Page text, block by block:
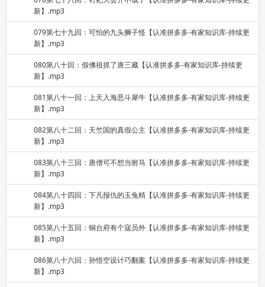
新】.mp3
079第七十九回：可怕的九头狮子怪【认准拼多多-有家知识库-持续更
新】.mp3
080第八十回：假佛祖抓了唐三藏【认准拼多多-有家知识库-持续更
新】.mp3
081第八十一回：上天入海恶斗犀牛【认准拼多多-有家知识库-持续更
新】.mp3
082第八十二回：天竺国的真假公主【认准拼多多-有家知识库-持续更
新】.mp3
083第八十三回：唐僧可不想当驸马【认准拼多多-有家知识库-持续更
新】.mp3
084第八十四回：下凡报仇的玉兔精【认准拼多多-有家知识库-持续更
新】.mp3
085第八十五回：铜台府有个寇员外【认准拼多多-有家知识库-持续更
新】.mp3
086第八十六回：孙悟空设计巧翻案【认准拼多多-有家知识库-持续更
新】.mp3